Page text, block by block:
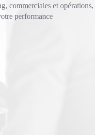
commerciales et opérations,
performance